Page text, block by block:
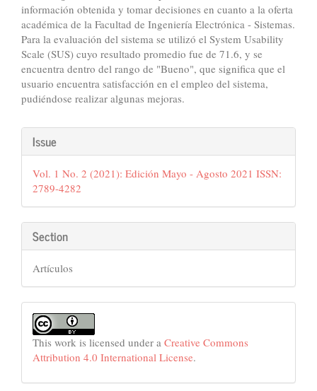
información obtenida y tomar decisiones en cuanto a la oferta
académica de la Facultad de Ingeniería Electrónica - Sistemas.
Para la evaluación del sistema se utilizó el System Usability
Scale (SUS) cuyo resultado promedio fue de 71.6, y se
encuentra dentro del rango de "Bueno", que significa que el
usuario encuentra satisfacción en el empleo del sistema,
pudiéndose realizar algunas mejoras.
Article
Details
Issue
Vol. 1 No. 2 (2021): Edición Mayo - Agosto 2021 ISSN:
2789-4282
Section
Artículos
This work is licensed under a Creative Commons
Attribution 4.0 International License.